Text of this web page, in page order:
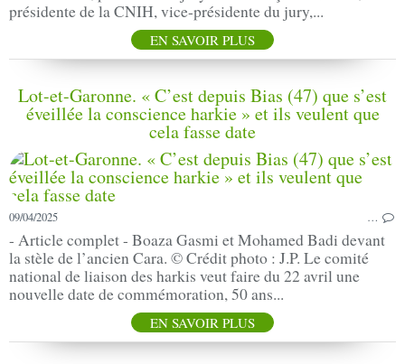
présidente de la CNIH, vice-présidente du jury,...
EN SAVOIR PLUS
Lot-et-Garonne. « C’est depuis Bias (47) que s’est
éveillée la conscience harkie » et ils veulent que
cela fasse date
09/04/2025 …
- Article complet - Boaza Gasmi et Mohamed Badi devant
la stèle de l’ancien Cara. © Crédit photo : J.P. Le comité
national de liaison des harkis veut faire du 22 avril une
nouvelle date de commémoration, 50 ans...
EN SAVOIR PLUS